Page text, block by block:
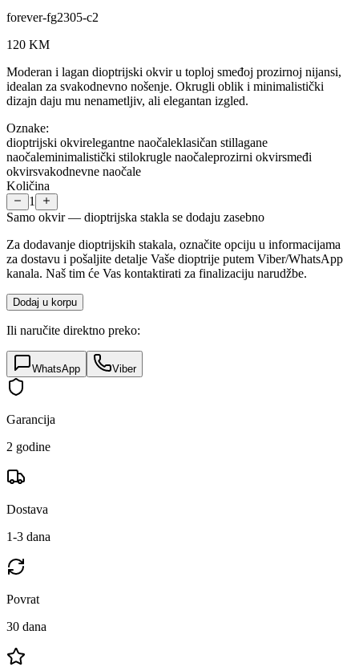
forever-fg2305-c2
120 KM
Moderan i lagan dioptrijski okvir u toploj smeđoj prozirnoj nijansi,
idealan za svakodnevno nošenje. Okrugli oblik i minimalistički
dizajn daju mu nenametljiv, ali elegantan izgled.
Oznake:
dioptrijski okvirelegantne naočaleklasičan stillagane
naočaleminimalistički stilokrugle naočaleprozirni okvirsmeđi
okvirsvakodnevne naočale
Količina
1
Samo okvir — dioptrijska stakla se dodaju zasebno
Za dodavanje dioptrijskih stakala, označite opciju u informacijama
za dostavu i pošaljite detalje Vaše dioptrije putem Viber/WhatsApp
kanala. Naš tim će Vas kontaktirati za finalizaciju narudžbe.
Dodaj u korpu
Ili naručite direktno preko:
WhatsApp Viber
Garancija
2 godine
Dostava
1-3 dana
Povrat
30 dana